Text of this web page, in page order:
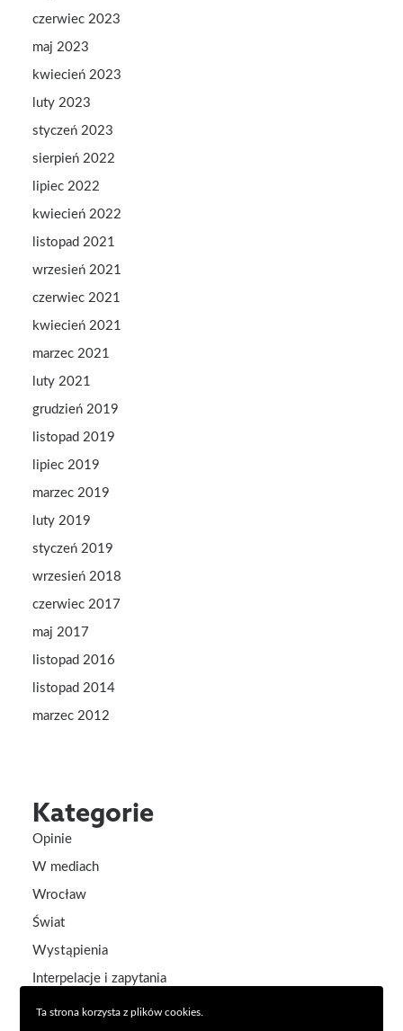
czerwiec 2023
maj 2023
kwiecień 2023
luty 2023
styczeń 2023
sierpień 2022
lipiec 2022
kwiecień 2022
listopad 2021
wrzesień 2021
czerwiec 2021
kwiecień 2021
marzec 2021
luty 2021
grudzień 2019
listopad 2019
lipiec 2019
marzec 2019
luty 2019
styczeń 2019
wrzesień 2018
czerwiec 2017
maj 2017
listopad 2016
listopad 2014
marzec 2012
Kategorie
Opinie
W mediach
Wrocław
Świat
Wystąpienia
Interpelacje i zapytania
Aktualności
Ta strona korzysta z plików cookies.